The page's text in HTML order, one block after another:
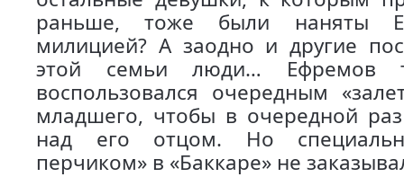
раньше, тоже были наняты
милицией? А заодно и другие
этой семьи люди… Ефремов
воспользовался очередным
младшего, чтобы в очередной раз
над его отцом. Но
перчиком» в «Баккаре» не